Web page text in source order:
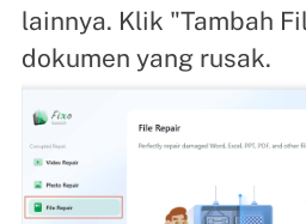
lainnya. Klik "Tambah
dokumen yang rusak.